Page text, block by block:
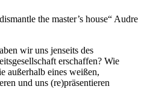
the master’s house“ Audre
wir uns jenseits des
erschaffen? Wie
außerhalb eines weißen,
und uns (re)präsentieren